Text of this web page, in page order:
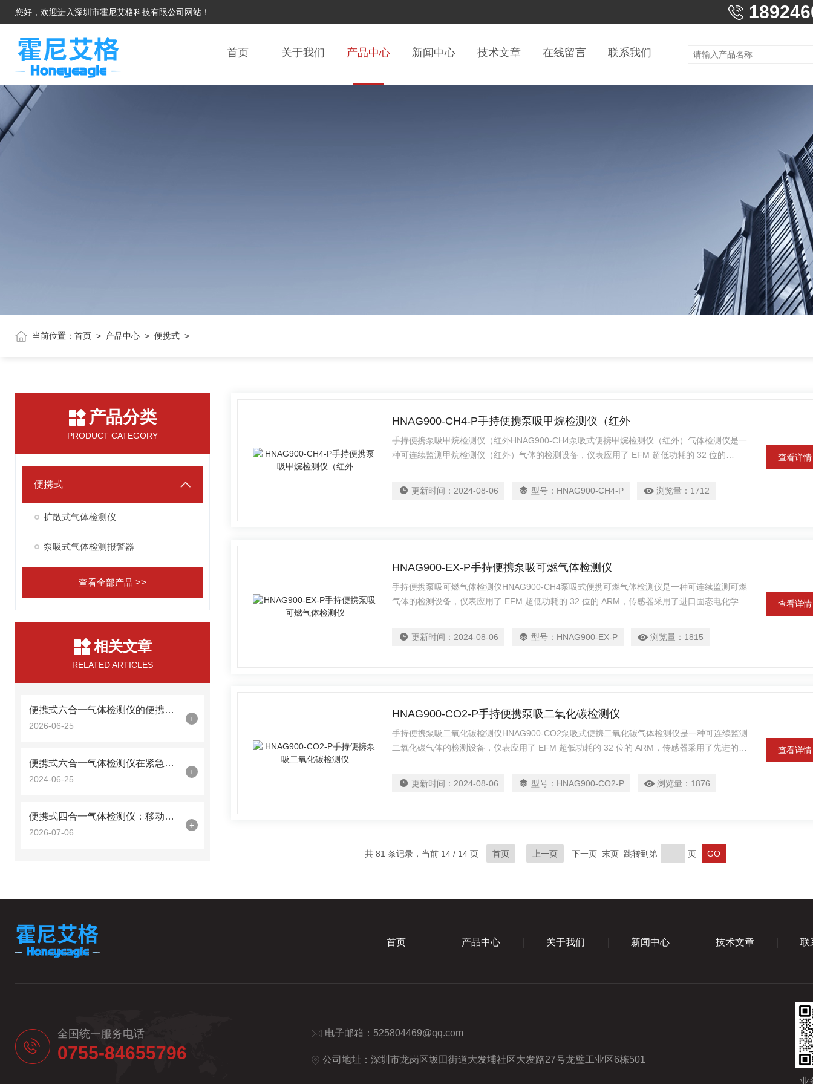
您好，欢迎进入深圳市霍尼艾格科技有限公司网站！
首页 关于我们 产品中心 新闻中心 技术文章 在线留言 联系我们
当前位置： 首页 > 产品中心 > 便携式 >
产品分类
PRODUCT CATEGORY
便携式
扩散式气体检测仪
泵吸式气体检测报警器
查看全部产品 >>
相关文章
RELATED ARTICLES
便携式六合一气体检测仪的便携特性与安全监测应用场景
2026-06-25
+
便携式六合一气体检测仪在紧急响应中的应用分析
2024-06-25
+
便携式四合一气体检测仪：移动式气体安全检测的常用设备
2026-07-06
+
HNAG900-CH4-P手持便携泵吸甲烷检测仪（红外
手持便携泵吸甲烷检测仪（红外HNAG900-CH4泵吸式便携甲烷检测仪（红外）气体检测仪是一
种可连续监测甲烷检测仪（红外）气体的检测设备，仪表应用了 EFM 超低功耗的 32 位的
更新时间： 2024-08-06 型号： HNAG900-CH4-P 浏览量： 1712
查看详情
HNAG900-EX-P手持便携泵吸可燃气体检测仪
手持便携泵吸可燃气体检测仪HNAG900-CH4泵吸式便携可燃气体检测仪是一种可连续监测可燃
气体的检测设备，仪表应用了 EFM 超低功耗的 32 位的 ARM，传感器采用了进口固态电化学原
更新时间： 2024-08-06 型号： HNAG900-EX-P 浏览量： 1815
查看详情
HNAG900-CO2-P手持便携泵吸二氧化碳检测仪
手持便携泵吸二氧化碳检测仪HNAG900-CO2泵吸式便携二氧化碳气体检测仪是一种可连续监测
二氧化碳气体的检测设备，仪表应用了 EFM 超低功耗的 32 位的 ARM，传感器采用了先进的进
更新时间： 2024-08-06 型号： HNAG900-CO2-P 浏览量： 1876
查看详情
共 81 条记录，当前 14 / 14 页 首页 上一页 下一页 末页 跳转到第 页
首页 产品中心 关于我们 新闻中心 技术文章 联
全国统一服务电话
0755-84655796
电子邮箱： 525804469@qq.com
公司地址：深圳市龙岗区坂田街道大发埔社区大发路27号龙璧工业区6栋501
业